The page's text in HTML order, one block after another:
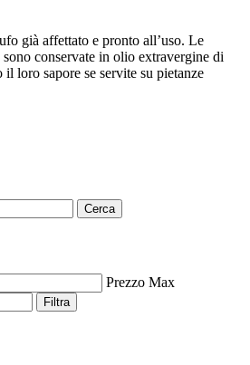
già affettato e pronto all’uso. Le
conservate in olio extravergine di
loro sapore se servite su pietanze
Cerca
Prezzo Max
Filtra